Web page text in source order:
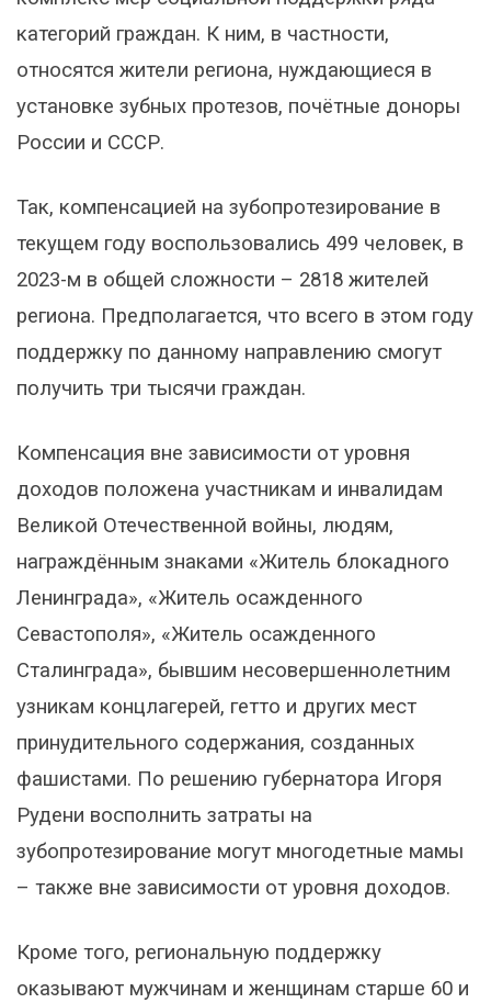
категорий граждан. К ним, в частности,
относятся жители региона, нуждающиеся в
установке зубных протезов, почётные доноры
России и СССР.
Так, компенсацией на зубопротезирование в
текущем году воспользовались 499 человек, в
2023-м в общей сложности – 2818 жителей
региона. Предполагается, что всего в этом году
поддержку по данному направлению смогут
получить три тысячи граждан.
Компенсация вне зависимости от уровня
доходов положена участникам и инвалидам
Великой Отечественной войны, людям,
награждённым знаками «Житель блокадного
Ленинграда», «Житель осажденного
Севастополя», «Житель осажденного
Сталинграда», бывшим несовершеннолетним
узникам концлагерей, гетто и других мест
принудительного содержания, созданных
фашистами. По решению губернатора Игоря
Рудени восполнить затраты на
зубопротезирование могут многодетные мамы
– также вне зависимости от уровня доходов.
Кроме того, региональную поддержку
оказывают мужчинам и женщинам старше 60 и